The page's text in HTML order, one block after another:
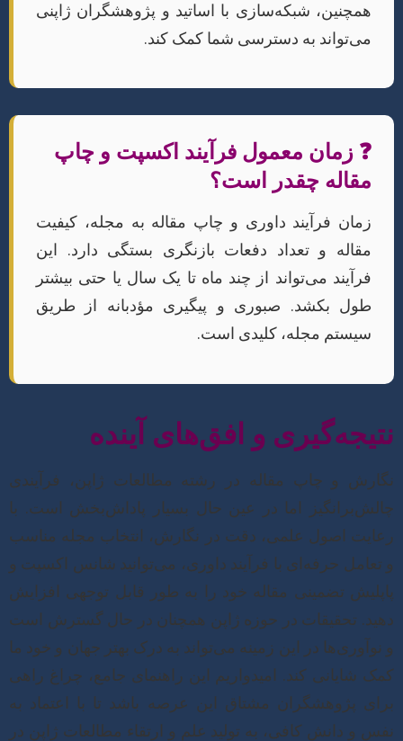
همچنین، شبکه‌سازی با اساتید و پژوهشگران ژاپنی
می‌تواند به دسترسی شما کمک کند.
❓ زمان معمول فرآیند اکسپت و چاپ
مقاله چقدر است؟
زمان فرآیند داوری و چاپ مقاله به مجله، کیفیت
مقاله و تعداد دفعات بازنگری بستگی دارد. این
فرآیند می‌تواند از چند ماه تا یک سال یا حتی بیشتر
طول بکشد. صبوری و پیگیری مؤدبانه از طریق
سیستم مجله، کلیدی است.
نتیجه‌گیری و افق‌های آینده
نگارش و چاپ مقاله در رشته مطالعات ژاپن، فرآیندی
چالش‌برانگیز اما در عین حال بسیار پاداش‌بخش است. با
رعایت اصول علمی، دقت در نگارش، انتخاب مجله مناسب
و تعامل حرفه‌ای با فرآیند داوری، می‌توانید شانس اکسپت و
پاپلیش تضمینی مقاله خود را به طور قابل توجهی افزایش
دهید. تحقیقات در حوزه ژاپن همچنان در حال گسترش است
و نوآوری‌ها در این زمینه می‌تواند به درک بهتر جهان و خود ما
کمک شایانی کند. امیدواریم این راهنمای جامع، چراغ راهی
برای پژوهشگران مشتاق این عرصه باشد تا با اعتماد به
نفس و دانش کافی، به تولید علم و ارتقاء مطالعات ژاپن در